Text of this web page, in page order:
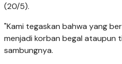
(20/5).
"Kami tegaskan bahwa yang
menjadi korban begal ataupun
sambungnya.